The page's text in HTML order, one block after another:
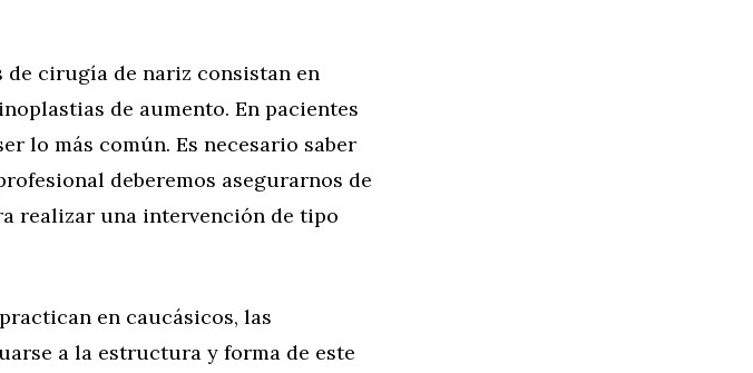
de cirugía de nariz consistan en
de aumento. En pacientes
lo más común. Es necesario saber
deberemos asegurarnos de
realizar una intervención de tipo
en caucásicos, las
a la estructura y forma de este